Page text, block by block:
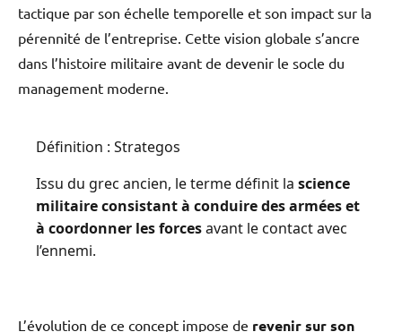
tactique par son échelle temporelle et son impact sur la
pérennité de l’entreprise. Cette vision globale s’ancre
dans l’histoire militaire avant de devenir le socle du
management moderne.
Définition : Strategos
Issu du grec ancien, le terme définit la science
militaire consistant à conduire des armées et
à coordonner les forcesavant le contact avec
l’ennemi.
L’évolution de ce concept impose de revenir sur son